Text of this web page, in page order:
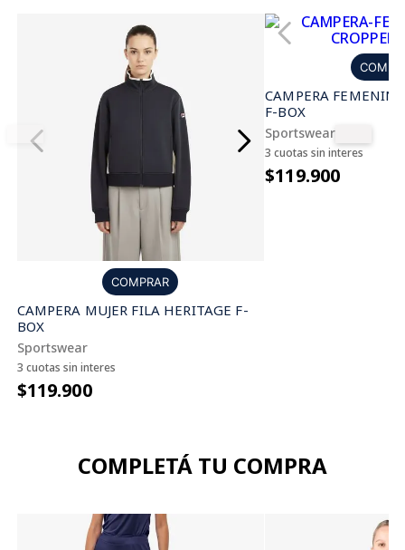
COMPRAR
CAMPERA MUJER FILA HERITAGE F-
BOX
Sportswear
3 cuotas sin interes
$119.900
CAMPERA
F-BOX
Sportswear
3 cuotas sin interes
$119.900
COMPLETÁ TU COMPRA